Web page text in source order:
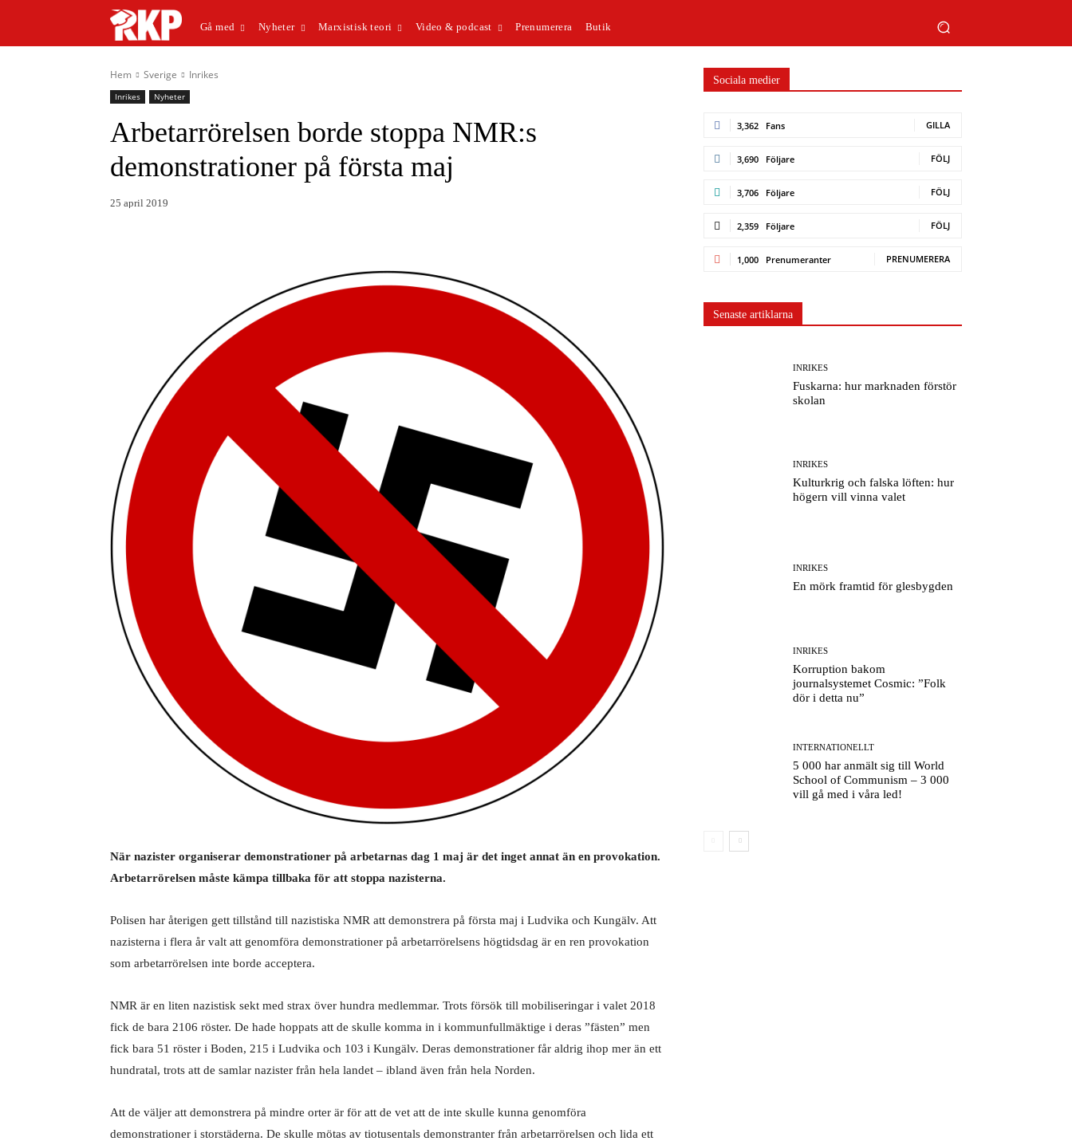
Gå med Nyheter Marxistisk teori Video & podcast Prenumerera Butik
Hem Sverige Inrikes
Inrikes Nyheter
Arbetarrörelsen borde stoppa NMR:s
demonstrationer på första maj
25 april 2019
När nazister organiserar demonstrationer på arbetarnas dag 1 maj är det inget annat än en provokation.
Arbetarrörelsen måste kämpa tillbaka för att stoppa nazisterna.
Polisen har återigen gett tillstånd till nazistiska NMR att demonstrera på första maj i Ludvika och Kungälv. Att
nazisterna i flera år valt att genomföra demonstrationer på arbetarrörelsens högtidsdag är en ren provokation
som arbetarrörelsen inte borde acceptera.
NMR är en liten nazistisk sekt med strax över hundra medlemmar. Trots försök till mobiliseringar i valet 2018
fick de bara 2106 röster. De hade hoppats att de skulle komma in i kommunfullmäktige i deras ”fästen” men
fick bara 51 röster i Boden, 215 i Ludvika och 103 i Kungälv. Deras demonstrationer får aldrig ihop mer än ett
hundratal, trots att de samlar nazister från hela landet – ibland även från hela Norden.
Att de väljer att demonstrera på mindre orter är för att de vet att de inte skulle kunna genomföra
demonstrationer i storstäderna. De skulle mötas av tiotusentals demonstranter från arbetarrörelsen och lida ett
Sociala medier
3,362 Fans GILLA
3,690 Följare FÖLJ
3,706 Följare FÖLJ
2,359 Följare FÖLJ
1,000 Prenumeranter PRENUMERERA
Senaste artiklarna
INRIKES
Fuskarna: hur marknaden förstör
skolan
INRIKES
Kulturkrig och falska löften: hur
högern vill vinna valet
INRIKES
En mörk framtid för glesbygden
INRIKES
Korruption bakom
journalsystemet Cosmic: ”Folk
dör i detta nu”
INTERNATIONELLT
5 000 har anmält sig till World
School of Communism – 3 000
vill gå med i våra led!